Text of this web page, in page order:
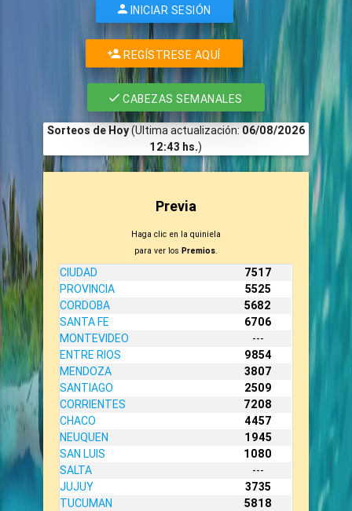
INICIAR SESIÓN
REGÍSTRESE AQUÍ
CABEZAS SEMANALES
Sorteos de Hoy(Ultima actualización: 06/08/2026
12:43 hs.)
Previa
Haga clic en la quiniela
para ver los Premios.
CIUDAD
7517
PROVINCIA
5525
CORDOBA
5682
SANTA FE
6706
MONTEVIDEO
---
ENTRE RIOS
9854
MENDOZA
3807
SANTIAGO
2509
CORRIENTES
7208
CHACO
4457
NEUQUEN
1945
SAN LUIS
1080
SALTA
---
JUJUY
3735
TUCUMAN
5818